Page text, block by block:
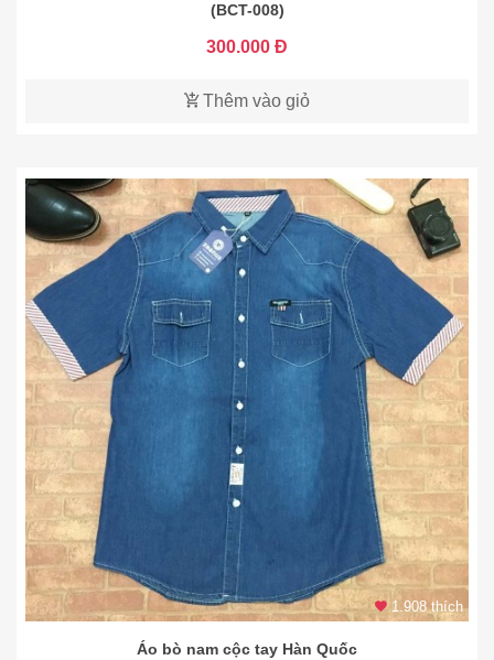
(BCT-008)
300.000 Đ
Thêm vào giỏ
1.908 thích
Áo bò nam cộc tay Hàn Quốc